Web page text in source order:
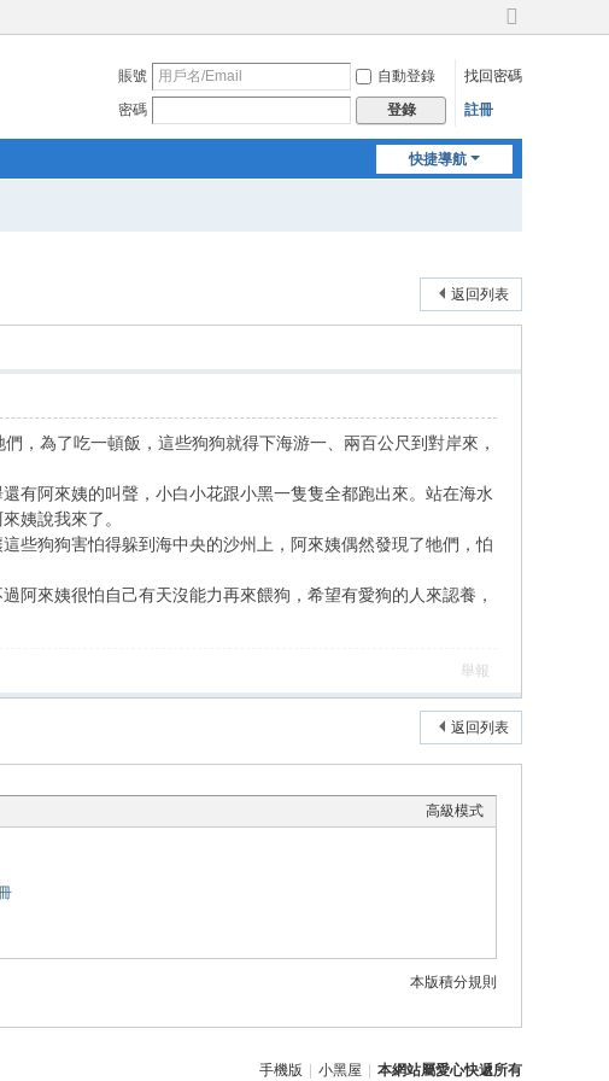
切
到
賬號 自動登錄
找回密碼
密碼
登錄 註冊
快捷導航
返回列表
，為了吃一頓飯，這些狗狗就得下海游一、兩百公尺到對岸來，
有阿來姨的叫聲，小白小花跟小黑一隻隻全都跑出來。站在海水
姨說我來了。
些狗狗害怕得躲到海中央的沙州上，阿來姨偶然發現了牠們，怕
阿來姨很怕自己有天沒能力再來餵狗，希望有愛狗的人來認養，
舉報
返回列表
高級模式
本版積分規則
手機版 小黑屋 本網站屬愛心快遞所有